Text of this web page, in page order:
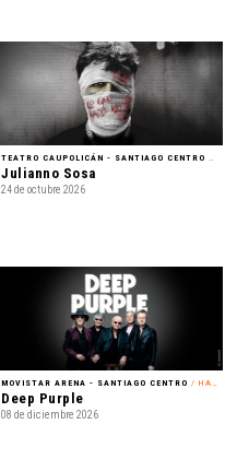
TEATRO CAUPOLICÁN - SANTIAGO CENTRO
Julianno Sosa
24 de octubre 2026
MOVISTAR ARENA - SANTIAGO CENTRO / HARD ROCK
Deep Purple
08 de diciembre 2026